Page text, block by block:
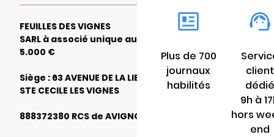
FEUILLES DES VIGNES
SARL à associé unique au capital de
5.000 €
Siège : 63 AVENUE DE LA LIBERATION 84290
STE CECILE LES VIGNES
888372380 RCS de AVIGNON
Plus de 700
journaux
habilités
client
dédié
9h à
hors
end